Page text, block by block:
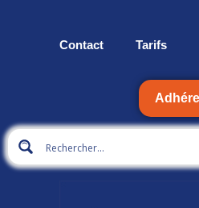
Contact Tarifs